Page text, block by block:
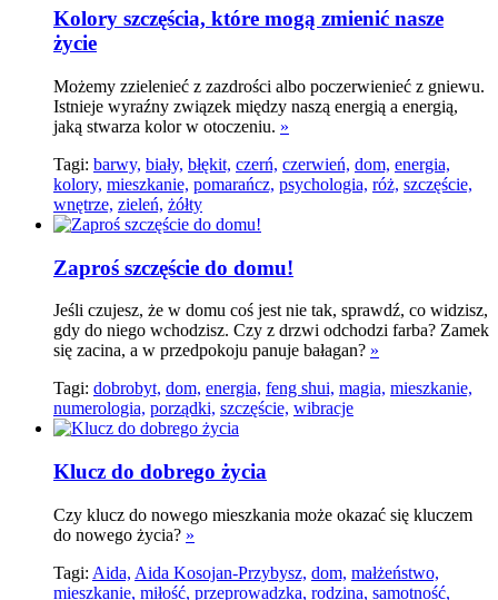
Kolory szczęścia, które mogą zmienić nasze
życie
Możemy zzielenieć z zazdrości albo poczerwienieć z gniewu.
Istnieje wyraźny związek między naszą energią a energią,
jaką stwarza kolor w otoczeniu. »
Tagi: barwy, biały, błękit, czerń, czerwień, dom, energia,
kolory, mieszkanie, pomarańcz, psychologia, róż, szczęście,
wnętrze, zieleń, żółty
Zaproś szczęście do domu!
Jeśli czujesz, że w domu coś jest nie tak, sprawdź, co widzisz,
gdy do niego wchodzisz. Czy z drzwi odchodzi farba? Zamek
się zacina, a w przedpokoju panuje bałagan? »
Tagi: dobrobyt, dom, energia, feng shui, magia, mieszkanie,
numerologia, porządki, szczęście, wibracje
Klucz do dobrego życia
Czy klucz do nowego mieszkania może okazać się kluczem
do nowego życia? »
Tagi: Aida, Aida Kosojan-Przybysz, dom, małżeństwo,
mieszkanie, miłość, przeprowadzka, rodzina, samotność,